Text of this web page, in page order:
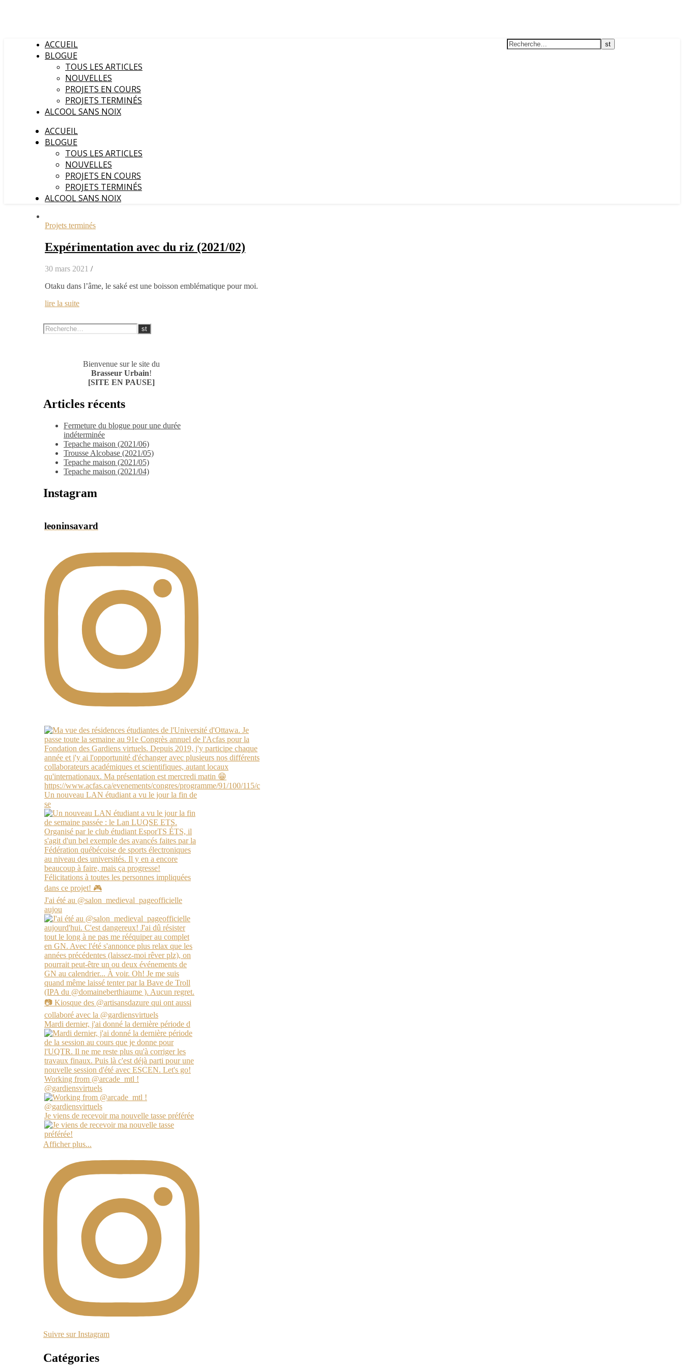
ACCUEIL
BLOGUE
TOUS LES ARTICLES
NOUVELLES
PROJETS EN COURS
PROJETS TERMINÉS
ALCOOL SANS NOIX
ACCUEIL
BLOGUE
TOUS LES ARTICLES
NOUVELLES
PROJETS EN COURS
PROJETS TERMINÉS
ALCOOL SANS NOIX
Projets terminés
Expérimentation avec du riz (2021/02)
30 mars 2021 /
Otaku dans l’âme, le saké est une boisson emblématique pour moi.
lire la suite
Bienvenue sur le site du
Brasseur Urbain!
[SITE EN PAUSE]
Articles récents
Fermeture du blogue pour une durée
indéterminée
Tepache maison (2021/06)
Trousse Alcobase (2021/05)
Tepache maison (2021/05)
Tepache maison (2021/04)
Instagram
leoninsavard
Un nouveau LAN étudiant a vu le jour la fin de
se
J'ai été au @salon_medieval_pageofficielle
aujou
Mardi dernier, j'ai donné la dernière période d
Working from @arcade_mtl !
@gardiensvirtuels
Je viens de recevoir ma nouvelle tasse préférée
Afficher plus...
Suivre sur Instagram
Catégories